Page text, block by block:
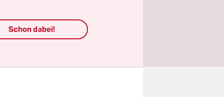
Schon dabei!